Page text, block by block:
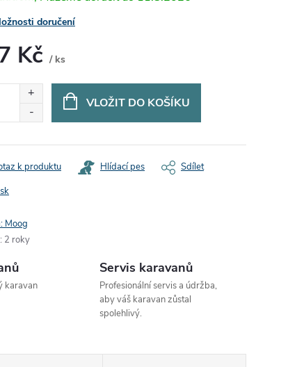
doručení
Kč / ks
VLOŽIT DO KOŠÍKU
k produktu Hlídací pes Sdílet
Moog
: 2 roky
karavan
Servis karavanů
Profesionální servis a údržba,
aby váš karavan zůstal
spolehlivý.